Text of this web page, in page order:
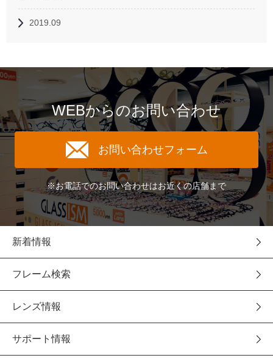
2019.09
WEBからのお問い合わせ
お問い合わせフォーム
※お電話でのお問い合わせはお近くの店舗まで
新着情報
フレーム検索
レンズ情報
サポート情報